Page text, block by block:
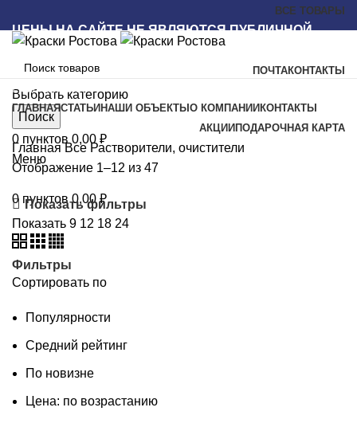
ВСЕ ТОВАРЫ
ЦЕНЫ НА САЙТЕ НЕ ЯВЛЯЮТСЯ ПУБЛИЧНОЙ
ОФЕРТОЙ
ПОЧТАКОНТАКТЫ
Выбрать категорию
Поиск
0 пунктов 0,00 ₽
Меню
0 пунктов 0,00₽
Наш каталог
ГЛАВНАЯСТАТЬИ НАШИ ОБЪЕКТЫ О КОМПАНИИ КОНТАКТЫ
АКЦИИ ПОДАРОЧНАЯ КАРТА
ГлавнаяВсе Растворители, очистители
Отображение 1–12 из 47
Показать фильтры
Показать 9 12 18 24
Фильтры
Сортировать по
Популярности
Средний рейтинг
По новизне
Цена: по возрастанию